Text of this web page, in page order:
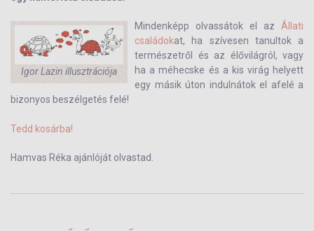
Igor Lazin illusztrációja
Mindenképp olvassátok el az Állati
családokat, ha szívesen tanultok a
természetről és az élővilágról, vagy
ha a méhecske és a kis virág helyett
egy másik úton indulnátok el afelé a
bizonyos beszélgetés felé!
Tedd kosárba!
Hamvas Réka ajánlóját olvastad.